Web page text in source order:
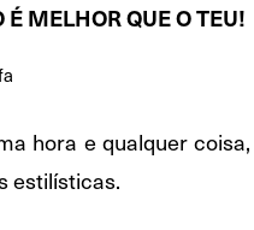
MELHOR QUE O TEU!
hora e qualquer
estilísticas.